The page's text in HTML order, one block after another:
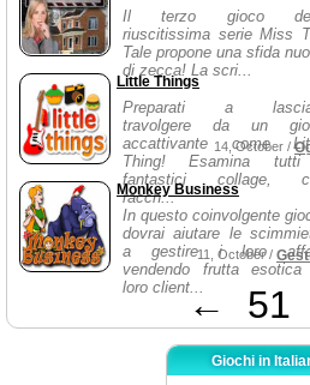
Il terzo gioco
riuscitissima serie Miss
Tale propone una sfida
di zecca! La scri...
Little Things
Preparati a
travolgere da un
accattivante come
Thing! Esamina
fantastici collage,
racch...
14, October /
Monkey Business
In questo coinvolgente
dovrai aiutare le
a gestire i loro
vendendo frutta
loro client...
11, October /
← 51
Giochi in